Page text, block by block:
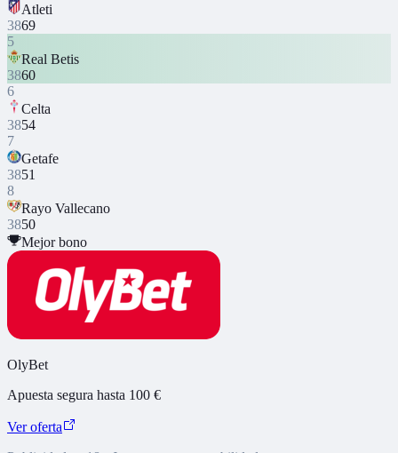
Atleti
3869
5
Real Betis
3860
6
Celta
3854
7
Getafe
3851
8
Rayo Vallecano
3850
Mejor bono
OlyBet
Apuesta segura hasta 100 €
Ver oferta